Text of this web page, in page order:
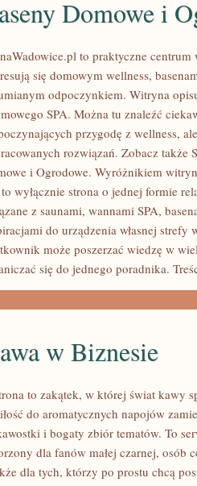
Domowe i
to praktyczne
się domowym wellness,
odpoczynkiem. Witryna
SPA. Można tu znaleźć
przygodę z wellness,
rozwiązań. Zobacz także
i Ogrodowe. Wyróżnikiem
wyłącznie strona o jednej formie
z saunami, wannami SPA,
do urządzenia własnej strefy
może poszerzać wiedzę w
się do jednego poradnika.
w Biznesie
to zakątek, w której świat kawy
do aromatycznych napojów
i bogaty zbiór tematów. To
dla fanów małej czarnej, osób
dla tych, którzy po prostu chcą